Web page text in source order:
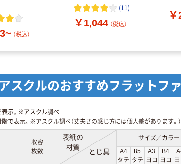
（税込）
(11)
￥1,044 （税込）
￥
スクルのおすすめフラットフ
表示。※アスクル調べ
で表示。※アスクル調べ（丈夫さの感じ方には個人差があります。）
収容
枚数
表紙の
材質
とじ具
サイズ／カラー
A4
タテ
B5
タテ
A3
ヨコ
B4
ヨコ